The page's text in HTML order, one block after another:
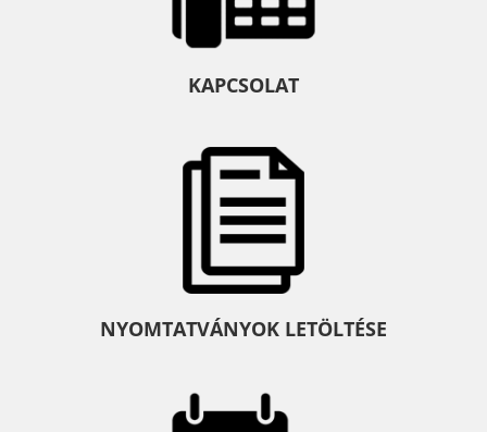
KAPCSOLAT
NYOMTATVÁNYOK LETÖLTÉSE